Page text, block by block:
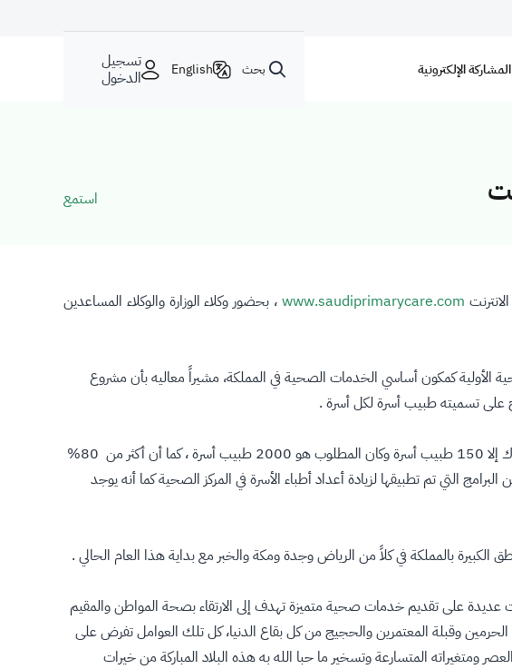
المشاركة الإلكترونية بحث English تسجيل
الدخول
استمع
www.saudiprimarycare.com ، بحضور وكلاء الوزارة والوكلاء المساعدين
الأولية كمكون أساسي الخدمات الصحية في المملكة، مشيراً معاليه بأن مشروع
على تسميته طبيب أسرة لكل أسرة .
كما أكد معاليه بأن ثقته في العاملين الصحيين كبيره لتطبيق هذا البرنامج ، مؤكدا أنه عند البدء في تطبيق المشروع لم يكن هناك إلا 150 طبيب أسرة وكان المطلوب هو 2000 طبيب أسرة ، كما أن أكثر من 80%
التي تم تطبيقها لزيادة أعداد أطباء الأسرة في المركز الصحية كما أنه يوجد
بالمملكة في كلاً من الرياض وجدة ومكة والخبر مع بداية هذا العام الحالي .
على تقديم خدمات صحية متميزة تهدف إلى الارتقاء بصحة المواطن والمقيم
الحرمين وقبلة المعتمرين والحجيج من كل بقاع الدنيا، كل تلك العوامل تفرض على
المتسارعة وتسخير ما حبا الله به هذه البلاد المباركة من خيرات